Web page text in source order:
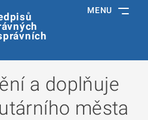
MENU
a doplňuje
města